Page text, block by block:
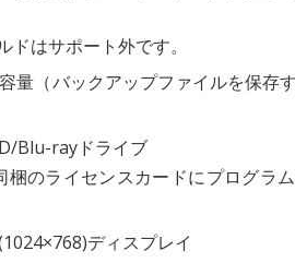
はサポート外です。
量（バックアップファイルを保存
Blu-rayドライブ
のライセンスカードにプログラ
ディスプレイ